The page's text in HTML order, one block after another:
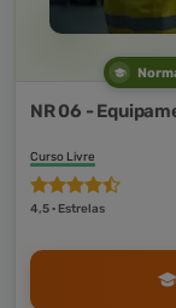
NR 06 -
Curso Livre
4,5 · Estrelas